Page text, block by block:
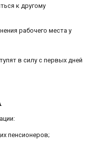
к другому
рабочего места у
в силу с первых дней
пенсионеров;